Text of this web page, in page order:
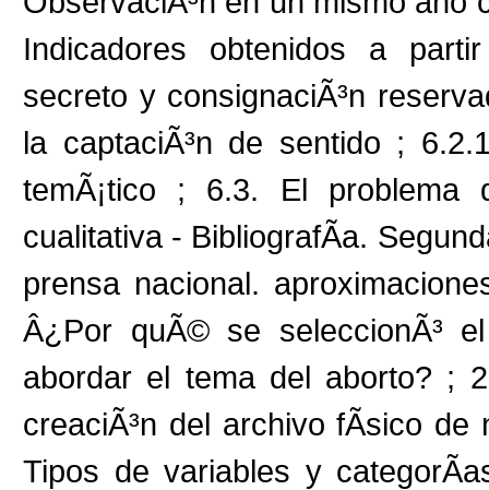
Indicadores obtenidos a
secreto y consignaciÃ³n
la captaciÃ³n de sentido ;
temÃ¡tico ; 6.3. El problema
cualitativa - BibliografÃ­a.
prensa nacional.
Â¿Por quÃ© se seleccionÃ³
abordar el tema del aborto? ;
creaciÃ³n del archivo fÃ­sico
Tipos de variables y